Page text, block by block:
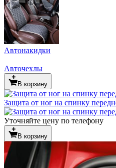
Автонакидки
Авточехлы
В корзину
Защита от ног на спинку
Уточняйте цену по телефону
В корзину